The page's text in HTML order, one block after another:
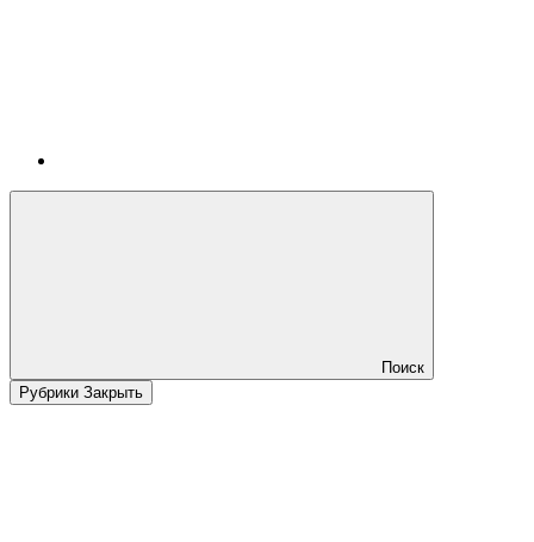
Поиск
Рубрики Закрыть